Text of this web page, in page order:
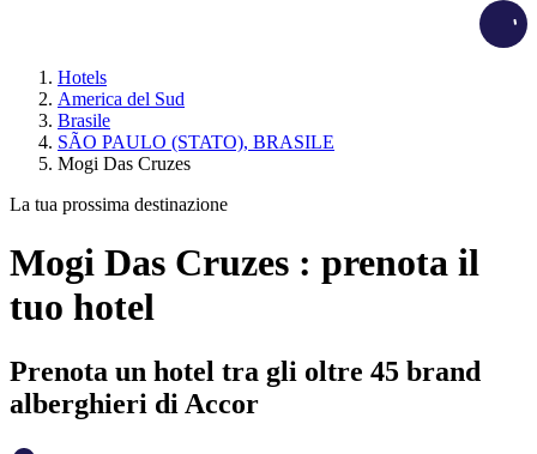
Hotels
America del Sud
Brasile
SÃO PAULO (STATO), BRASILE
Mogi Das Cruzes
La tua prossima destinazione
Mogi Das Cruzes : prenota il
tuo hotel
Prenota un hotel tra gli oltre 45 brand
alberghieri di Accor